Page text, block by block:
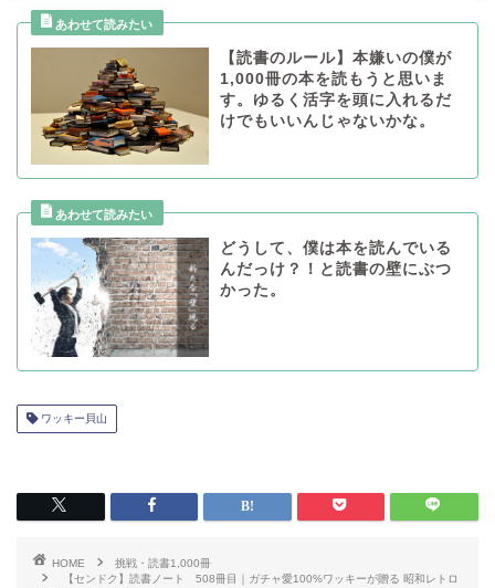
【読書のルール】本嫌いの僕が
1,000冊の本を読もうと思いま
す。ゆるく活字を頭に入れるだ
けでもいいんじゃないかな。
どうして、僕は本を読んでいる
んだっけ？！と読書の壁にぶつ
かった。
ワッキー貝山
HOME
挑戦・読書1,000冊
【センドク】読書ノート 508冊目｜ガチャ愛100%ワッキーが贈る 昭和レトロ